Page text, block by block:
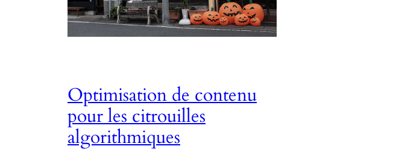
Optimisation de contenu
pour les citrouilles
algorithmiques